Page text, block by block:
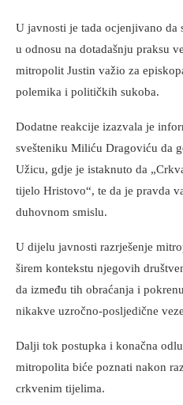
U javnosti je tada ocjenjivano
u odnosu na dotadašnju praksu
mitropolit Justin važio za
polemika i političkih sukoba.
Dodatne reakcije izazvala je
svešteniku Miliću Dragoviću da
Užicu, gdje je istaknuto da
tijelo Hristovo“, te da je pravda
duhovnom smislu.
U dijelu javnosti razrješenje
širem kontekstu njegovih
da između tih obraćanja i
nikakve uzročno-posljedične
Dalji tok postupka i konačna
mitropolita biće poznati nakon
crkvenim tijelima.